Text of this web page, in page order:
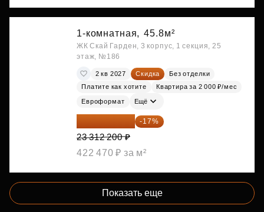
1-комнатная, 45.8м²
ЖК Скай Гарден, 3 корпус, 1 секция, 25
этаж, №186
2 кв 2027 Скидка
Без отделки
Платите как хотите
Квартира за 2 000 ₽/мес
Евроформат Ещё
19 349 126 ₽ -17%
23 312 200 ₽
422 470 ₽ за м²
Показать еще